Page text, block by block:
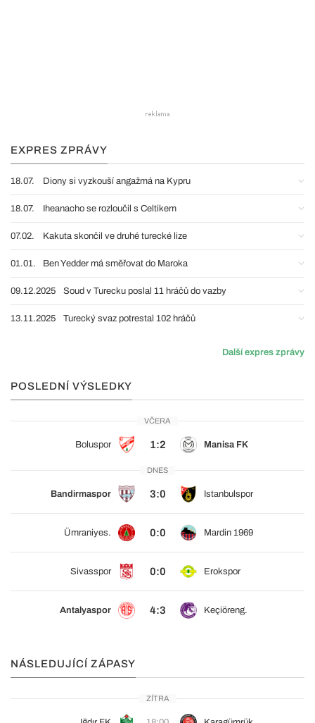
EXPRES ZPRÁVY
18.07. Diony si vyzkouší angažmá na Kypru
18.07. Iheanacho se rozloučil s Celtikem
07.02. Kakuta skončil ve druhé turecké lize
01.01. Ben Yedder má směřovat do Maroka
09.12.2025 Soud v Turecku poslal 11 hráčů do vazby
13.11.2025 Turecký svaz potrestal 102 hráčů
Další expres zprávy
POSLEDNÍ VÝSLEDKY
VČERA
Boluspor 1:2 Manisa FK
DNES
Bandirmaspor 3:0 Istanbulspor
Ümraniyes. 0:0 Mardin 1969
Sivasspor 0:0 Erokspor
Antalyaspor 4:3 Keçiöreng.
NÁSLEDUJÍCÍ ZÁPASY
ZÍTRA